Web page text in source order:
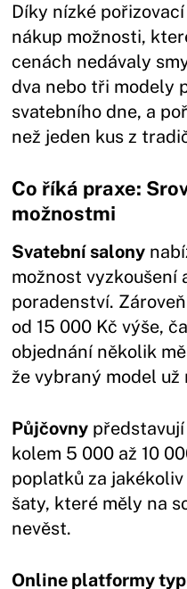
Díky nízké
nákup možnosti,
cenách nedávaly
dva nebo tři modely
svatebního dne, a
než jeden kus z
Co říká praxe:
možnostmi
Svatební salony
možnost vyzkoušení
poradenství.
od 15 000 Kč výše,
objednání několik
že vybraný model už
Půjčovny
kolem 5 000 až 10
poplatků za
šaty, které měly na
nevěst.
Online platformy